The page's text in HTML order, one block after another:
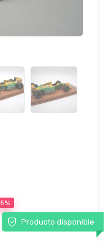
5%
Producto disponible